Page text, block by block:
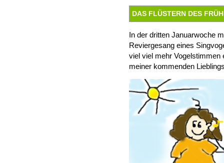
DAS FLÜSTERN DES
In der dritten Januarwoche
Reviergesang eines
viel viel mehr Vogelstimmen
meiner kommenden